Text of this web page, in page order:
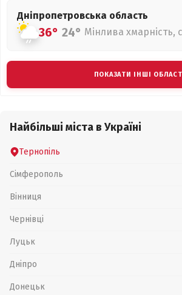
Дніпропетровська область
36° 24° Мінлива хмарність,
ПОКАЗАТИ ІНШІ
Найбільші міста в Україні
Тернопіль
Сімферополь
Вінниця
Чернівці
Луцьк
Дніпро
Донецьк